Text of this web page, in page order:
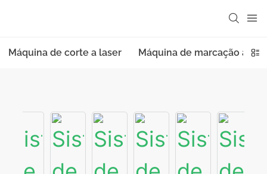
Máquina de corte a laser Máquina de marcação a